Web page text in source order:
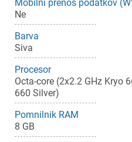
Mobilni prenos podatkov
Ne
Barva
Siva
Procesor
Octa-core (2x2.2 GHz Kryo
660 Silver)
Pomnilnik RAM
8 GB